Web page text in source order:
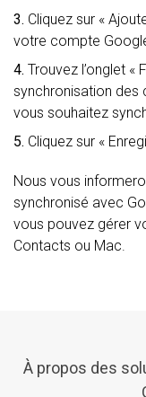
3. Cliquez sur «
votre compte
4. Trouvez l’onglet «
synchronisation des
vous souhaitez
5. Cliquez sur «
Nous vous
synchronisé avec
vous pouvez gérer
Contacts ou Mac.
À propos des